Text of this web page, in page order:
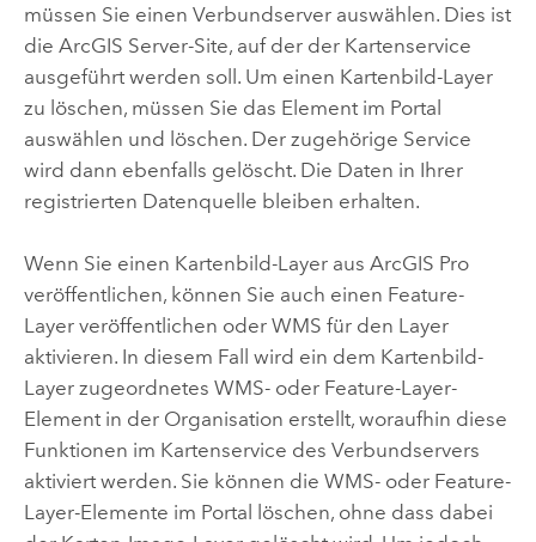
müssen Sie einen Verbundserver auswählen. Dies ist
die ArcGIS Server-Site, auf der der Kartenservice
ausgeführt werden soll. Um einen Kartenbild-Layer
zu löschen, müssen Sie das Element im Portal
auswählen und löschen. Der zugehörige Service
wird dann ebenfalls gelöscht. Die Daten in Ihrer
registrierten Datenquelle bleiben erhalten.
Wenn Sie einen Kartenbild-Layer aus ArcGIS Pro
veröffentlichen, können Sie auch einen Feature-
Layer veröffentlichen oder WMS für den Layer
aktivieren. In diesem Fall wird ein dem Kartenbild-
Layer zugeordnetes WMS- oder Feature-Layer-
Element in der Organisation erstellt, woraufhin diese
Funktionen im Kartenservice des Verbundservers
aktiviert werden. Sie können die WMS- oder Feature-
Layer-Elemente im Portal löschen, ohne dass dabei